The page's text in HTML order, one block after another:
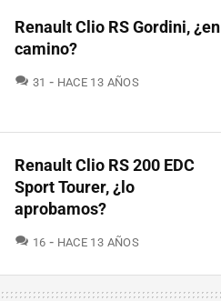
Renault Clio RS Gordini, ¿en
camino?
31 COMENTARIOS
HACE 13 AÑOS
Renault Clio RS 200 EDC
Sport Tourer, ¿lo
aprobamos?
16 COMENTARIOS
HACE 13 AÑOS